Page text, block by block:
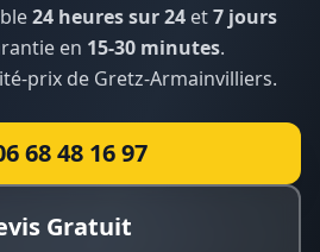
24 heures sur 24 et7 jours
en 15-30 minutes.
prix de Gretz-Armainvilliers.
68 48 16 97
Gratuit